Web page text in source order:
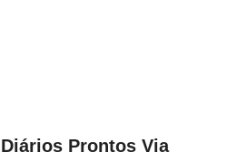
Prontos Via